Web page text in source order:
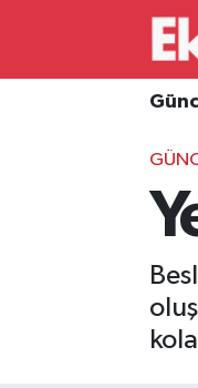
Güncel
Borsa Haberleri
Hava Durumu
Süper Lig Puan
Son Dakika